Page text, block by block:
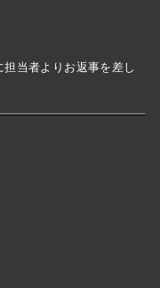
当者よりお返事を差し